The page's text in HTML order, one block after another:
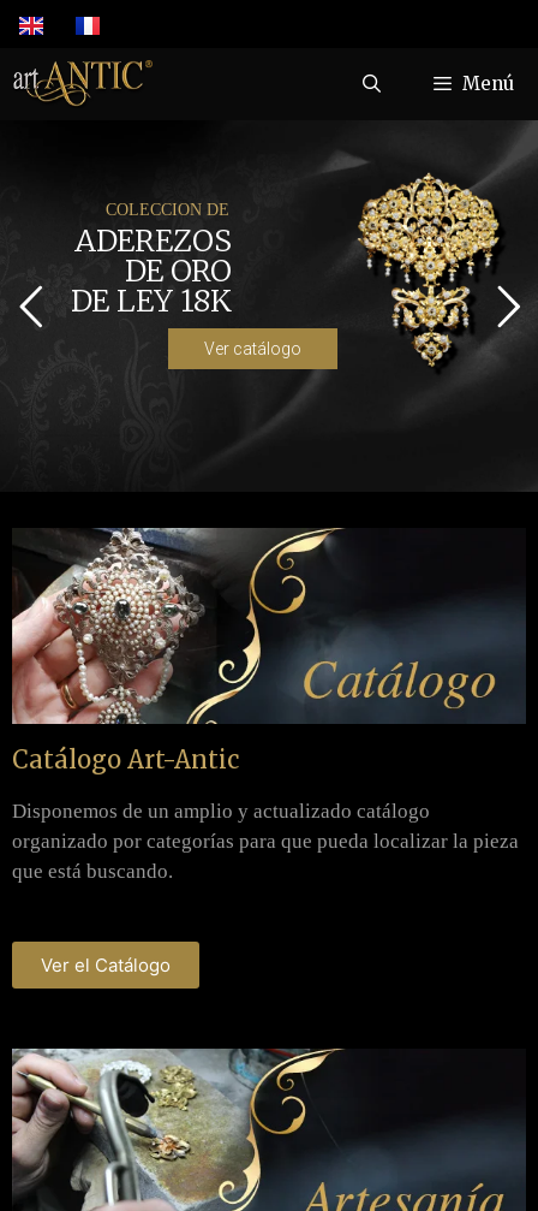
Menú
COLECCIÓN DE
ADEREZOS
DE ORO
DE LEY 18K
Ver catálogo
Dedicándose a la fabricación
de joyería tradicional y en
Catálogo Art-Antic​
Disponemos de un amplio y actualizado catálogo
organizado por categorías para que pueda localizar la pieza
que está buscando.
Ver el Catálogo